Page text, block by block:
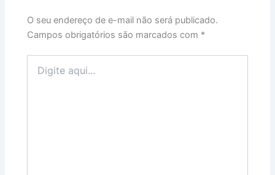
O seu endereço de e-mail não será publicado.
Campos obrigatórios são marcados com *
aqui...